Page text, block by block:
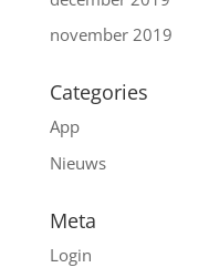
november 2019
Categories
App
Nieuws
Meta
Login